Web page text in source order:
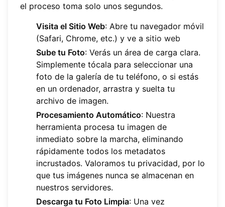
el proceso toma solo unos segundos.
Visita el Sitio Web: Abre tu navegador móvil
(Safari, Chrome, etc.) y ve a sitio web
Sube tu Foto: Verás un área de carga clara.
Simplemente tócala para seleccionar una
foto de la galería de tu teléfono, o si estás
en un ordenador, arrastra y suelta tu
archivo de imagen.
Procesamiento Automático: Nuestra
herramienta procesa tu imagen de
inmediato sobre la marcha, eliminando
rápidamente todos los metadatos
incrustados. Valoramos tu privacidad, por lo
que tus imágenes nunca se almacenan en
nuestros servidores.
Descarga tu Foto Limpia: Una vez